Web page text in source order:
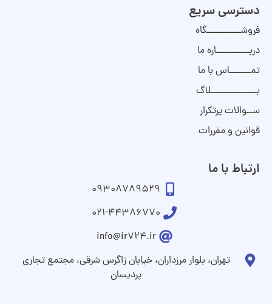
دسترسی سریع
فروشـــــــــــگاه
دربـــــــــــاره ما
تمـــــــاس با ما
بـــــــــــــــلاگ
ســوالات پرتکرار
قوانین و مقررات
ارتباط با ما
09308789529
021-44386770
info@ir724.ir
تهران، بلوار مرزداران، خیابان زاگرس شرقی، مجتمع تجاری
پردیسان